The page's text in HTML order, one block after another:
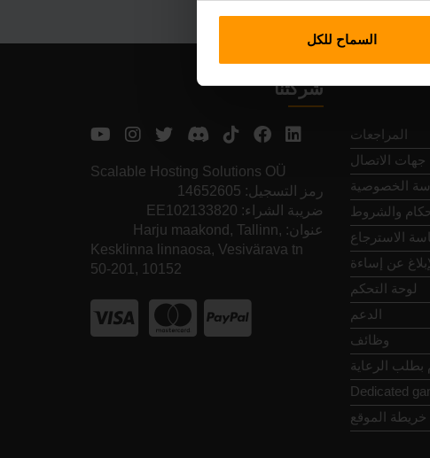
السماح للكل
شركتنا
Scalable Hosting Solutions OÜ
رمز التسجيل: 14652605
ضريبة الشراء: EE102133820
عنوان: Harju maakond, Tallinn,
Kesklinna linnaosa, Vesivärava tn
50-201, 10152
المراجعات
جهات الاتصال
الخصوصية
والشروط
الاسترجاع
عن إساءة
لوحة التحكم
الدعم
وظائف
بطلب الرعاية
Dedicated
خريطة الموقع